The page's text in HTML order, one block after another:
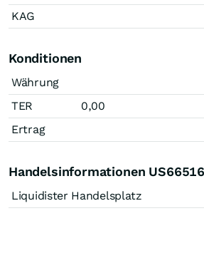
KAG
Konditionen
Währung
TER
0,00
Ertrag
Handelsinformationen
Liquidister Handelsplatz